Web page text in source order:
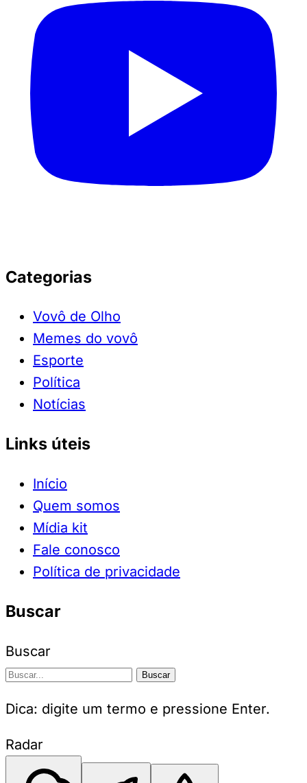
Categorias
Vovô de Olho
Memes do vovô
Esporte
Política
Notícias
Links úteis
Início
Quem somos
Mídia kit
Fale conosco
Política de privacidade
Buscar
Buscar
Buscar
Dica: digite um termo e pressione Enter.
Radar